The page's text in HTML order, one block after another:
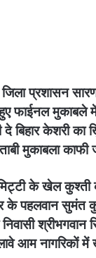
प्रशासन
फाईनल
बिहार केशरी का
मुकाबला काफी
मिट्टी के खेल
पहलवान सुमंत
श्रीभगवान
आम नागरिकों में